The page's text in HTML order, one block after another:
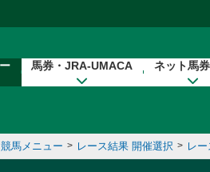
馬券・JRA-UMACA ネット馬
競馬メニュー > レース結果 開催選択 > レ